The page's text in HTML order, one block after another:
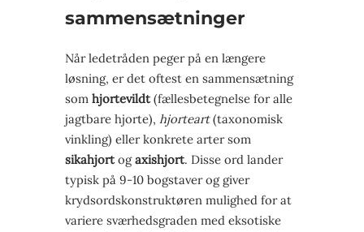
sammensætninger
Når ledetråden peger på en længere
løsning, er det oftest en sammensætning
som hjortevildt(fællesbetegnelse for alle
jagtbare hjorte), hjorteart(taxonomisk
vinkling) eller konkrete arter som
sikahjortogaxishjort. Disse ord lander
typisk på 9-10 bogstaver og giver
krydsords­konstruktøren mulighed for at
variere sværhedsgraden med eksotiske